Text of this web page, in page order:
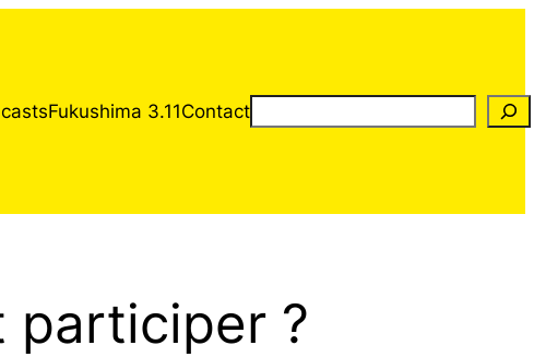
Fukushima 3.11ContactRechercher
participer ?